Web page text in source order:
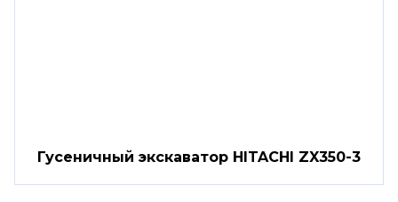
Гусеничный экскаватор HITACHI ZX350-3